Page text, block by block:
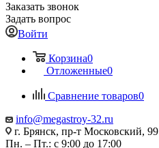
Заказать звонок
Задать вопрос
Войти
Корзина0
Отложенные0
Сравнение товаров0
info@megastroy-32.ru
г. Брянск, пр-т Московский, 99
Пн. – Пт.: с 9:00 до 17:00